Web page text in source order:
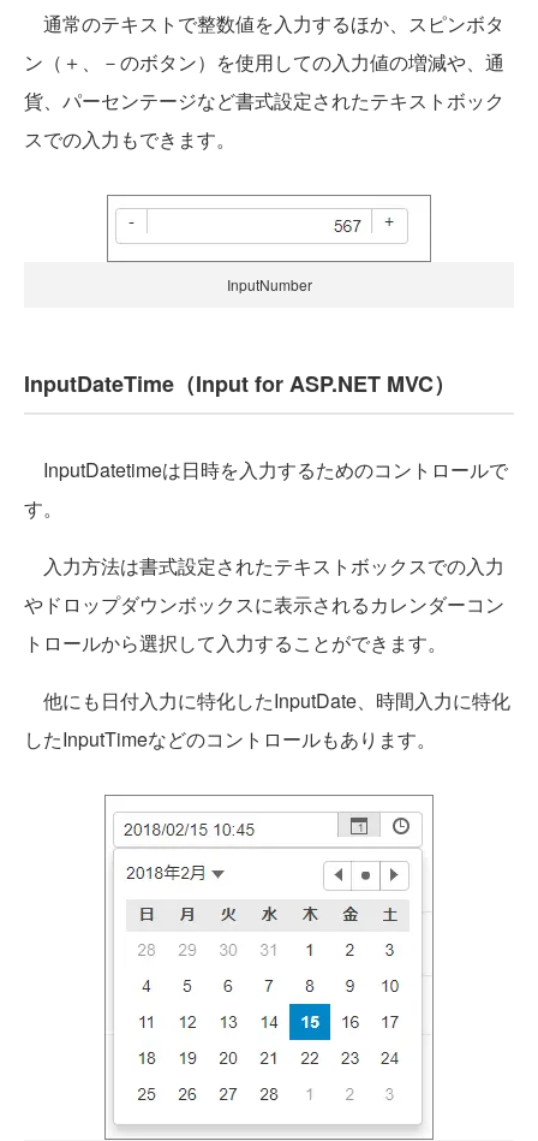
通常のテキストで整数値を入力するほか、スピンボタ
ン（＋、－のボタン）を使用しての入力値の増減や、通
貨、パーセンテージなど書式設定されたテキストボック
スでの入力もできます。
InputNumber
InputDateTime（Input for ASP.NET MVC）
InputDatetimeは日時を入力するためのコントロールで
す。
入力方法は書式設定されたテキストボックスでの入力
やドロップダウンボックスに表示されるカレンダーコン
トロールから選択して入力することができます。
他にも日付入力に特化したInputDate、時間入力に特化
したInputTimeなどのコントロールもあります。